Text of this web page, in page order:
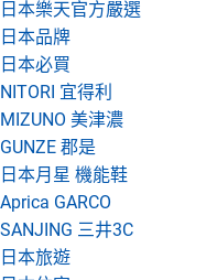
日本樂天官方嚴選
日本品牌
日本必買
NITORI 宜得利
MIZUNO 美津濃
GUNZE 郡是
日本月星 機能鞋
Aprica GARCO
SANJING 三井3C
日本旅遊